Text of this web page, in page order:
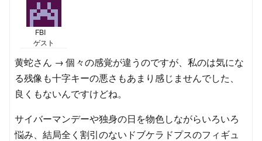
FBI
ゲスト
黄蛇さん → 個々の感覚が違うのですが、私のは気にな
る残像も十字キーの悪さもあまり感じませんでした、
良くもないんですけどね。
サイバーマンデーや独身の日を物色しながらいろいろ
悩み、結局全く割引のないドブケラドプスのフィギュ